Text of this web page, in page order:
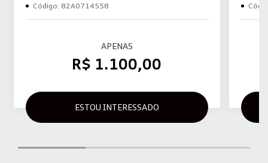
Código: 82A0714558
APENAS
R$ 1.100,00
ESTOU INTERESSADO